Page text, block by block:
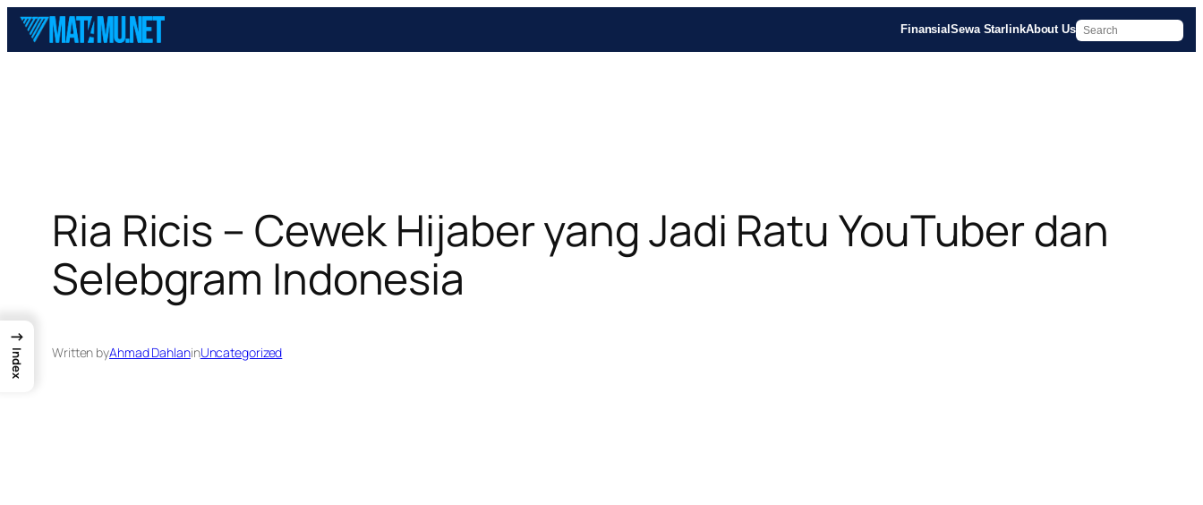
Skip
FinansialSewa StarlinkAbout Us
Ria Ricis – Cewek Hijaber yang Jadi Ratu YouTuber dan
Selebgram Indonesia
Written byAhmad DahlaninUncategorized
→
Index